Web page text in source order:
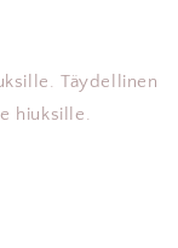
Täydellinen
hiuksille.